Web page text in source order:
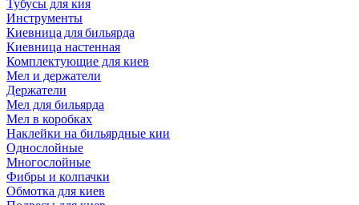
Тубусы для кия
Инструменты
Киевница для бильярда
Киевница настенная
Комплектующие для киев
Мел и держатели
Держатели
Мел для бильярда
Мел в коробках
Наклейки на бильярдные кии
Однослойные
Многослойные
Фибры и колпачки
Обмотка для киев